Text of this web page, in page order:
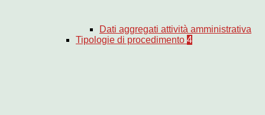
Dati aggregati attività amministrativa
Tipologie di procedimento 4